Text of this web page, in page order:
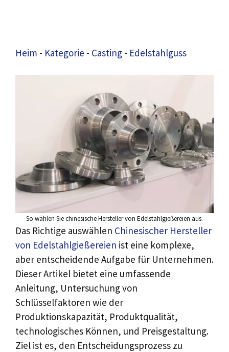
Heim - Kategorie - Casting - Edelstahlguss
So wählen Sie chinesische Hersteller von Edelstahlgießereien aus.
Das Richtige auswählen Chinesischer Hersteller
von Edelstahlgießereien ist eine komplexe,
aber entscheidende Aufgabe für Unternehmen.
Dieser Artikel bietet eine umfassende
Anleitung, Untersuchung von
Schlüsselfaktoren wie der
Produktionskapazität, Produktqualität,
technologisches Können, und Preisgestaltung.
Ziel ist es, den Entscheidungsprozess zu